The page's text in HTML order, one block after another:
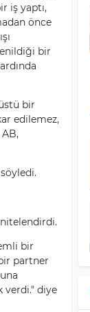
iş yaptı,
önce
bir
bir
edilemez,
bir
partner
verdi." diye